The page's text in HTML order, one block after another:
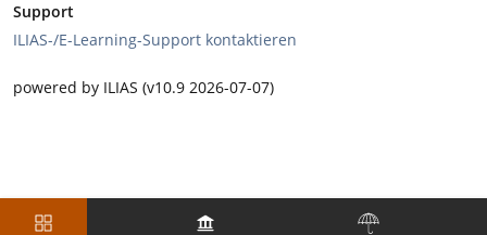
Support
ILIAS-/E-Learning-Support kontaktieren
powered by ILIAS (v10.9 2026-07-07)